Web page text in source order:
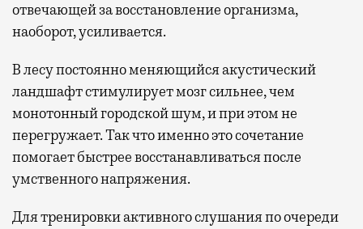
отвечающей за восстановление организма,
наоборот, усиливается.
В лесу постоянно меняющийся акустический
ландшафт стимулирует мозг сильнее, чем
монотонный городской шум, и при этом не
перегружает. Так что именно это сочетание
помогает быстрее восстанавливаться после
умственного напряжения.
Для тренировки активного слушания по очереди